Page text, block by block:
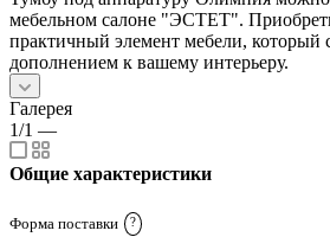
мебельном салоне "ЭСТЕТ".
практичный элемент мебели, который
дополнением к вашему интерьеру.
Галерея
1/1 —
Общие характеристики
Форма поставки ?